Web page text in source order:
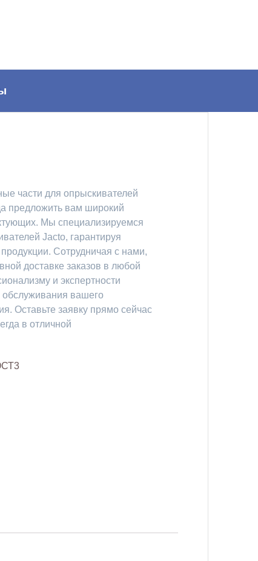
части для опрыскивателей
предложить вам широкий
Мы специализируемся
Jacto, гарантируя
Сотрудничая с нами,
доставке заказов в любой
и экспертности
вашего
Оставьте заявку прямо сейчас
в отличной